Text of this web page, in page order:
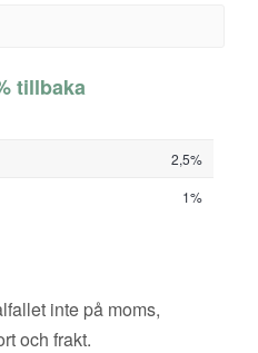
tillbaka
2,5%
1%
inte på moms,
och frakt.